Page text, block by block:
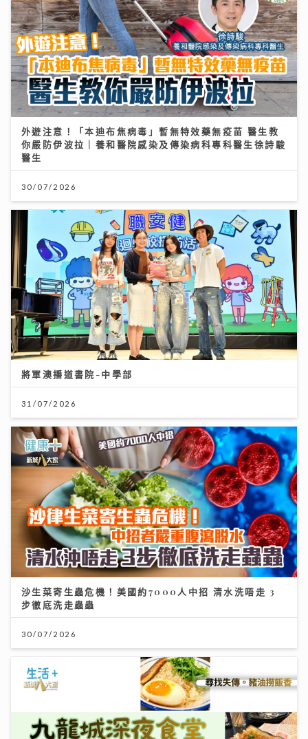
外遊注意！「本迪布焦病毒」暫無特效藥無疫苗 醫生教
你嚴防伊波拉｜養和醫院感染及傳染病科專科醫生徐詩駿
醫生
30/07/2026
將軍澳播道書院-中學部
31/07/2026
沙生菜寄生蟲危機！美國約7000人中招 清水洗唔走 3
步徹底洗走蟲蟲
30/07/2026